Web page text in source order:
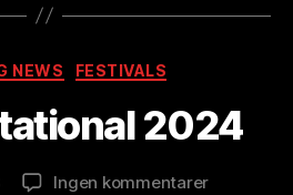
Kategorier
NEWS FESTIVALS
2024
Innleggsforfatter
A
B
r
l
Ingen kommentarertil